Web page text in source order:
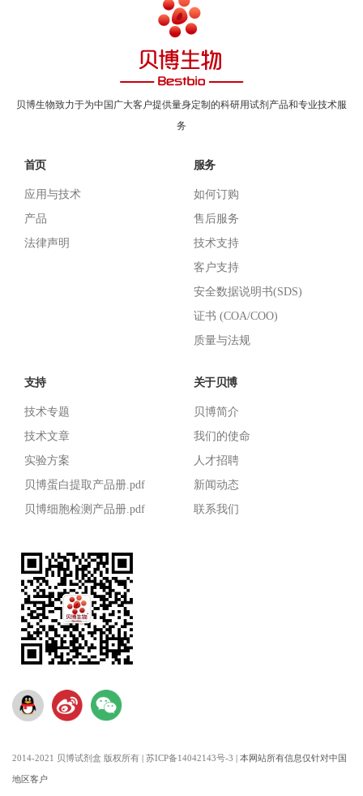
贝博生物致力于为中国广大客户提供量身定制的科研用试剂产品和专业技术服
务
首页
应用与技术
产品
法律声明
服务
如何订购
售后服务
技术支持
客户支持
安全数据说明书(SDS)
证书 (COA/COO)
质量与法规
支持
技术专题
技术文章
实验方案
贝博蛋白提取产品册.pdf
贝博细胞检测产品册.pdf
关于贝博
贝博简介
我们的使命
人才招聘
新闻动态
联系我们
2014-2021 贝博试剂盒 版权所有 苏ICP备14042143号-3 本网站所有信息仅针对中国
地区客户